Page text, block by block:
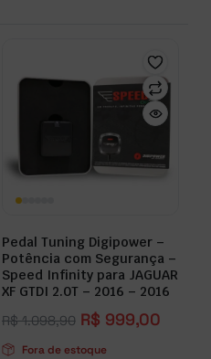
Pedal Tuning Digipower –
Potência com Segurança –
Speed Infinity para JAGUAR
XF GTDI 2.0T – 2016 – 2016
R$1.098,90 R$ 999,00
Fora de estoque